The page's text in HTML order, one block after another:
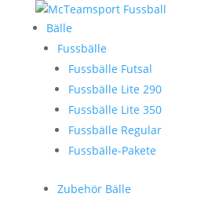
Bälle
Fussbälle
Fussbälle Futsal
Fussbälle Lite 290
Fussbälle Lite 350
Fussbälle Regular
Fussbälle-Pakete
Zubehör Bälle